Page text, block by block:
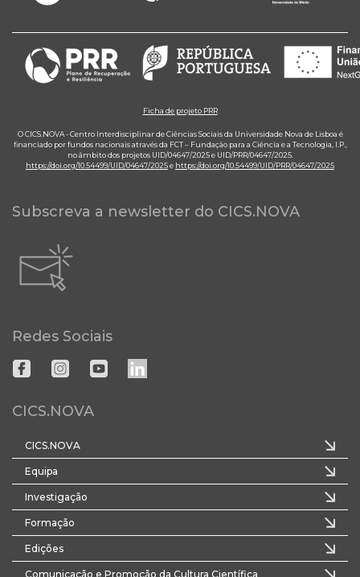
Ficha de projeto PRR
O CICS.NOVA - Centro Interdisciplinar de Ciências Sociais da Universidade Nova de Lisboa é
financiado por fundos nacionais através da FCT – Fundação para a Ciência e a Tecnologia, I.P.,
no âmbito dos projetos UID/04647/2025 e UID/PRR/04647/2025.
https://doi.org/10.54499/UID/04647/2025e https://doi.org/10.54499/UID/PRR/04647/2025
Subscreva a newsletter do CICS.NOVA
Redes Sociais
CICS.NOVA
CICS.NOVA
Equipa
Investigação
Formação
Edições
Comunicação e Promoção da Cultura Científica